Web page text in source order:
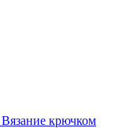
крючком